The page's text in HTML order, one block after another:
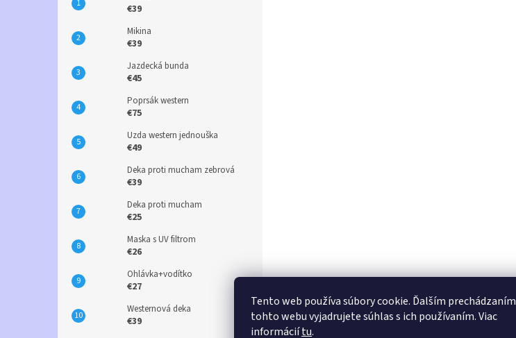
Tento web používa súbory cookie. Ďalším prechádzaním
tohto webu vyjadrujete súhlas s ich používaním. Viac
informáciítu.
€39
Mikina
€39
Jazdecká bunda
€45
Poprsák western
€75
Uzda western jednouška
€49
Deka proti mucham zebrová
€39
Deka proti mucham
€25
Maska s UV filtrom
€26
Ohlávka+vodítko
€27
Westernová deka
€39